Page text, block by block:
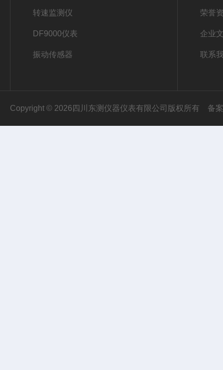
转速监测仪
DF9000仪表
振动传感器
荣誉
企业
联系
Copyright © 2026四川东测仪器仪表有限公司版权所有 备